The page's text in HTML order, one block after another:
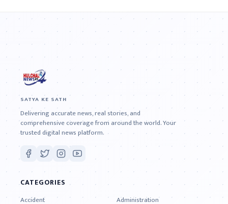
SATYA KE SATH
Delivering accurate news, real stories, and
comprehensive coverage from around the world. Your
trusted digital news platform.
CATEGORIES
Accident
Administration